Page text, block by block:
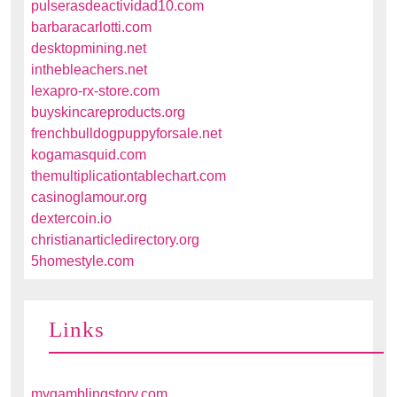
pulserasdeactividad10.com
barbaracarlotti.com
desktopmining.net
inthebleachers.net
lexapro-rx-store.com
buyskincareproducts.org
frenchbulldogpuppyforsale.net
kogamasquid.com
themultiplicationtablechart.com
casinoglamour.org
dextercoin.io
christianarticledirectory.org
5homestyle.com
Links
mygamblingstory.com